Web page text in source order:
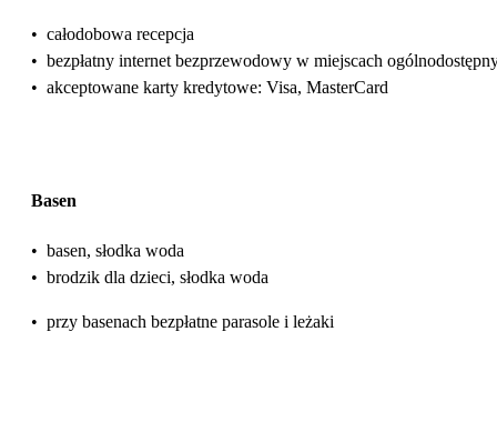
• całodobowa recepcja
• bezpłatny internet bezprzewodowy w miejscach
• akceptowane karty kredytowe: Visa, MasterCard
Basen
• basen, słodka woda
• brodzik dla dzieci, słodka woda
• przy basenach bezpłatne parasole i leżaki